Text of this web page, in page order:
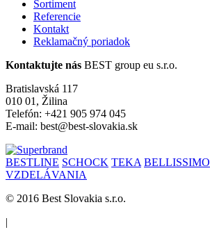
Sortiment
Referencie
Kontakt
Reklamačný poriadok
Kontaktujte nás BEST group eu s.r.o.
Bratislavská 117
010 01, Žilina
Telefón: +421 905 974 045
E-mail: best@best-slovakia.sk
BESTLINE SCHOCK TEKA BELLISSIMO
VZDELÁVANIA
© 2016 Best Slovakia s.r.o.
|